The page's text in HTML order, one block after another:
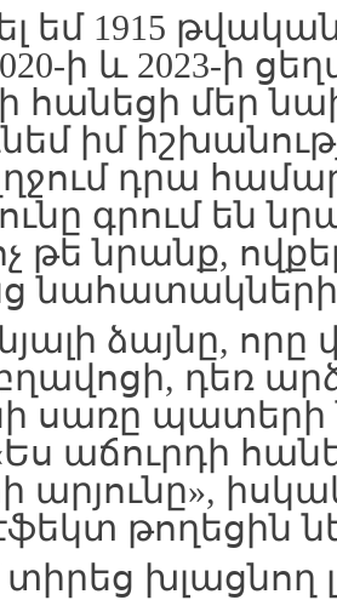
եմ 1915
ի և 2023-ի
հանեցի մեր
իմ
դրա
գրում են
ոչ թե նրանք,
ձայնը, որը
դեռ
սառը պատերի
աճուրդի
արյունը»,
թողեցին
խլացնող